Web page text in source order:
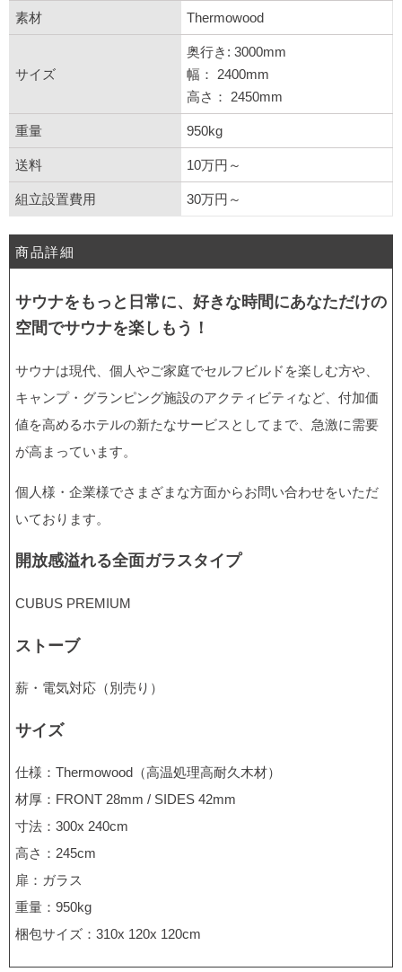
商品詳細
サウナをもっと日常に、好きな時間にあなただけの
空間でサウナを楽しもう！
サウナは現代、個人やご家庭でセルフビルドを楽しむ方や、
キャンプ・グランピング施設のアクティビティなど、付加価
値を高めるホテルの新たなサービスとしてまで、急激に需要
が高まっています。
個人様・企業様でさまざまな方面からお問い合わせをいただ
いております。
開放感溢れる全面ガラスタイプ
CUBUS PREMIUM
ストーブ
薪・電気対応（別売り）
サイズ
仕様：Thermowood（高温処理高耐久木材）
材厚：FRONT 28mm / SIDES 42mm
寸法：300x 240cm
高さ：245cm
扉：ガラス
重量：950kg
梱包サイズ：310x 120x 120cm
素材 Thermowood
サイズ
奥行き: 3000mm
幅： 2400mm
高さ： 2450mm
重量 950kg
送料 10万円～
組立設置費用 30万円～